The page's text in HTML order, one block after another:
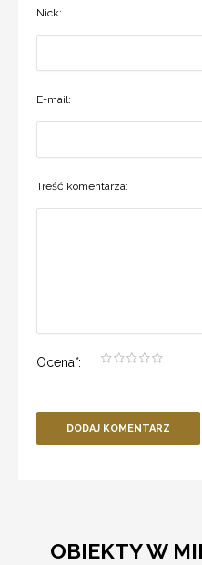
Nick:
E-mail:
Treść komentarza:
Ocena*:
DODAJ KOMENTARZ
OBIEKTY W